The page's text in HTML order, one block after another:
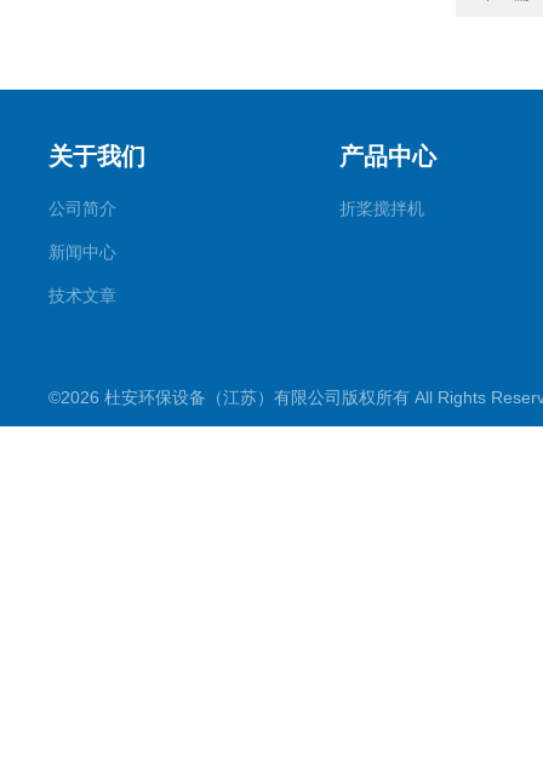
关于我们
公司简介
新闻中心
技术文章
产品中心
折桨搅拌机
©2026 杜安环保设备（江苏）有限公司版权所有 All Rights